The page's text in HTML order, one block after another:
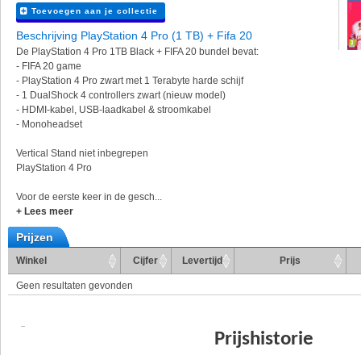
Toevoegen aan je collectie
Beschrijving PlayStation 4 Pro (1 TB) + Fifa 20
De PlayStation 4 Pro 1TB Black + FIFA 20 bundel bevat:
- FIFA 20 game
- PlayStation 4 Pro zwart met 1 Terabyte harde schijf
- 1 DualShock 4 controllers zwart (nieuw model)
- HDMI-kabel, USB-laadkabel & stroomkabel
- Monoheadset
Vertical Stand niet inbegrepen
PlayStation 4 Pro
Voor de eerste keer in de gesch...
+ Lees meer
Prijzen
Winkel Cijfer Levertijd Prijs
Geen resultaten gevonden